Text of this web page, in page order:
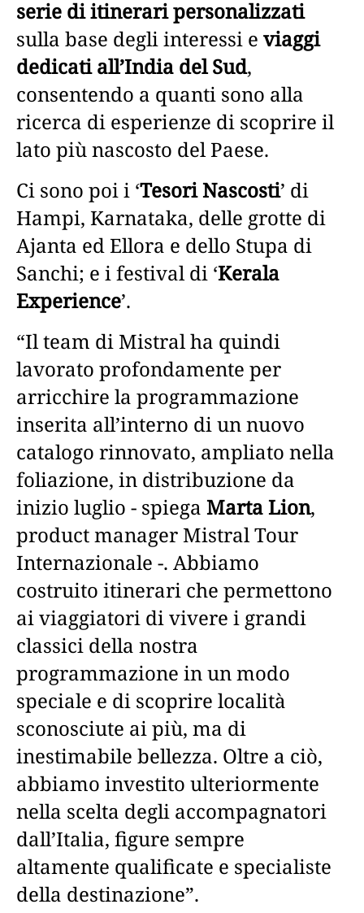
serie di itinerari personalizzati
sulla base degli interessi e viaggi
dedicati all’India del Sud,
consentendo a quanti sono alla
ricerca di esperienze di scoprire il
lato più nascosto del Paese.
Ci sono poi i ‘Tesori Nascosti’ di
Hampi, Karnataka, delle grotte di
Ajanta ed Ellora e dello Stupa di
Sanchi; e i festival di ‘Kerala
Experience’.
“Il team di Mistral ha quindi
lavorato profondamente per
arricchire la programmazione
inserita all’interno di un nuovo
catalogo rinnovato, ampliato nella
foliazione, in distribuzione da
inizio luglio - spiega Marta Lion,
product manager Mistral Tour
Internazionale -. Abbiamo
costruito itinerari che permettono
ai viaggiatori di vivere i grandi
classici della nostra
programmazione in un modo
speciale e di scoprire località
sconosciute ai più, ma di
inestimabile bellezza. Oltre a ciò,
abbiamo investito ulteriormente
nella scelta degli accompagnatori
dall’Italia, figure sempre
altamente qualificate e specialiste
della destinazione”.